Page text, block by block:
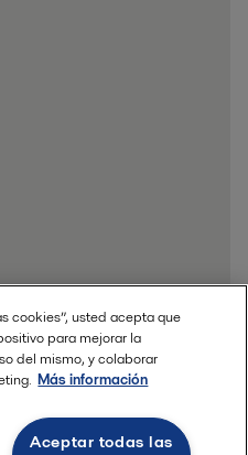
cookies”, usted acepta que
para mejorar la
del mismo, y colaborar
Más información
Aceptar todas las